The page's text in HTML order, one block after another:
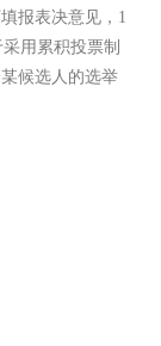
报表决意见，1
用累积投票制
候选人的选举